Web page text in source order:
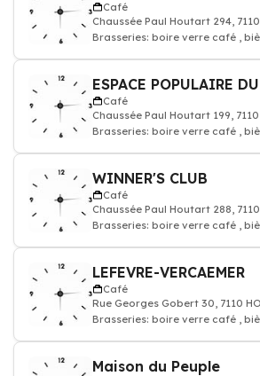
Café
Chaussée Paul Houtart 294,
Brasseries: boire verre café ,
ESPACE POPULAIRE
Café
Chaussée Paul Houtart 199,
Brasseries: boire verre café ,
WINNER'S CLUB
Café
Chaussée Paul Houtart 288,
Brasseries: boire verre café ,
LEFEVRE-VERCAEMER
Café
Rue Georges Gobert 30, 7110
Brasseries: boire verre café ,
Maison du Peuple